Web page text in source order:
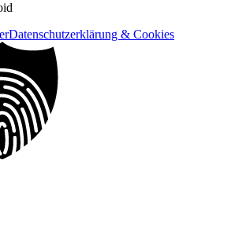
Datenschutzerklärung & Cookies